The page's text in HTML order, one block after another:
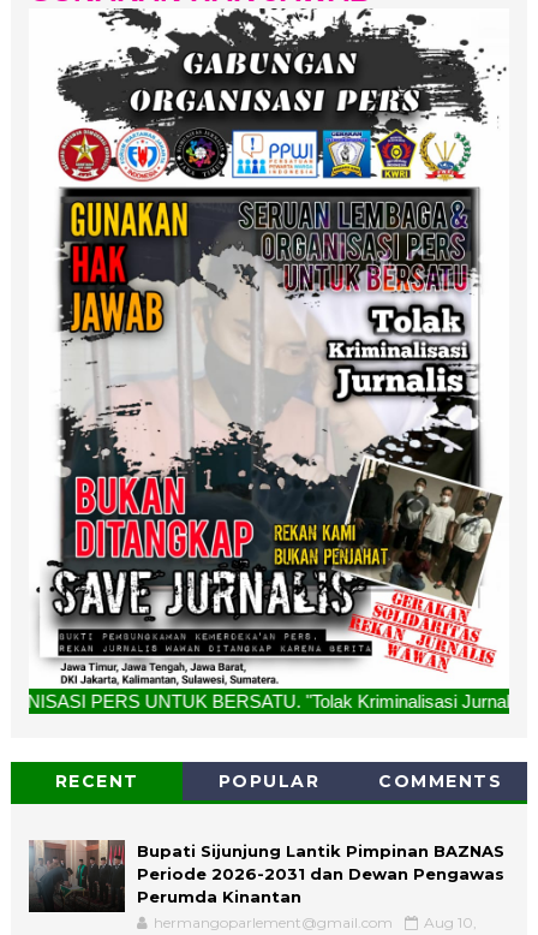
UNTUK BERSATU. "Tolak Kriminalisasi Jurnalis, Rekan
RECENT POPULAR COMMENTS
Bupati Sijunjung Lantik Pimpinan BAZNAS
Periode 2026-2031 dan Dewan Pengawas
Perumda Kinantan
hermangoparlement@gmail.com
Aug 10,